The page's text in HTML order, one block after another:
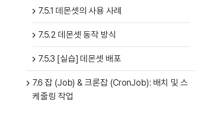
7.5.1 데몬셋의 사용 사례
7.5.2 데몬셋 동작 방식
7.5.3 [실습] 데몬셋 배포
7.6 잡 (Job) & 크론잡 (CronJob): 배치 및 스
케줄링 작업